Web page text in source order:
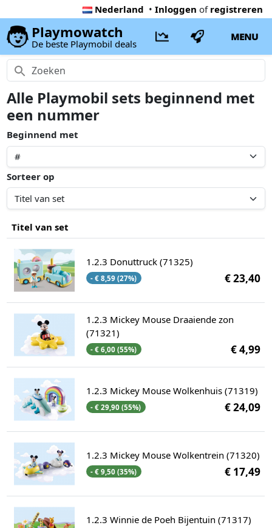
Nederland • Inloggen of registreren
Playmowatch
De beste Playmobil deals
MENU
Alle Playmobil sets beginnend met
een nummer
Beginnend met
Sorteer op
Titel van set
1.2.3 Donuttruck (71325)
- € 8,59 (27%) € 23,40
1.2.3 Mickey Mouse Draaiende zon
(71321)
- € 6,00 (55%) € 4,99
1.2.3 Mickey Mouse Wolkenhuis (71319)
- € 29,90 (55%) € 24,09
1.2.3 Mickey Mouse Wolkentrein (71320)
- € 9,50 (35%) € 17,49
1.2.3 Winnie de Poeh Bijentuin (71317)